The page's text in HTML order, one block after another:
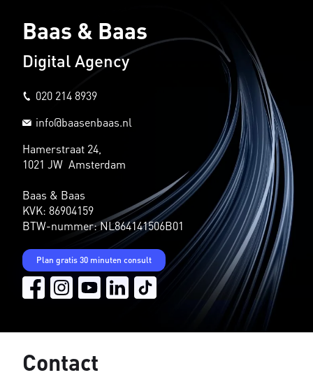
Baas & Baas
Digital Agency
020 214 8939
info@baasenbaas.nl
Hamerstraat 24,
1021 JW Amsterdam
Baas & Baas
KVK: 86904159
BTW-nummer: NL864141506B01
Plan gratis 30 minuten consult
Contact